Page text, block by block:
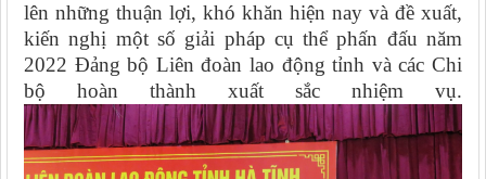
lên những thuận lợi, khó khăn hiện nay và đề xuất,
kiến nghị một số giải pháp cụ thể phấn đấu năm
2022 Đảng bộ Liên đoàn lao động tỉnh và các Chi
bộ hoàn thành xuất sắc nhiệm vụ.